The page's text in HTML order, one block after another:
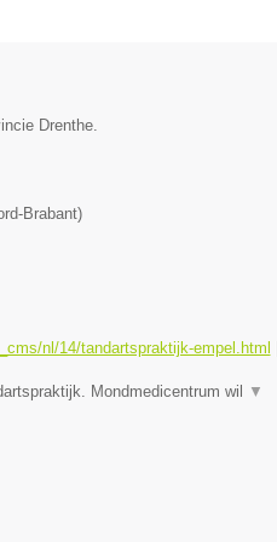
Drenthe.
Brabant)
nl/14/tandartspraktijk-empel.html
Mondmedicentrum wil ▼